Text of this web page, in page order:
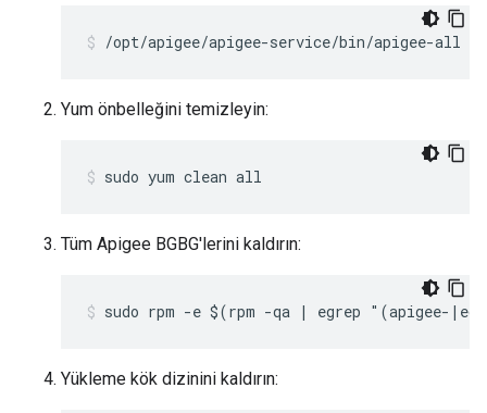
/opt/apigee/apigee-service/bin/apigee-all
Yum önbelleğini temizleyin:
sudo yum clean all
Tüm Apigee BGBG'lerini kaldırın:
sudo rpm -e $(rpm -qa | egrep "(apigee-
Yükleme kök dizinini kaldırın: